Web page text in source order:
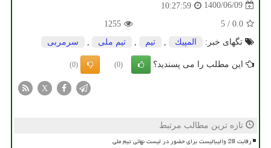
1400/06/09
10:27:59
0.0
/
5
1255
تگهای خبر:
المپیك تیم تیم ملی سرمربی
این مطلب را می پسندید؟ (0)
(0)
X
تازه ترین مطالب مرتبط
رقابت 28 والیبالیست برای حضور در لیست نهائی تیم ملی